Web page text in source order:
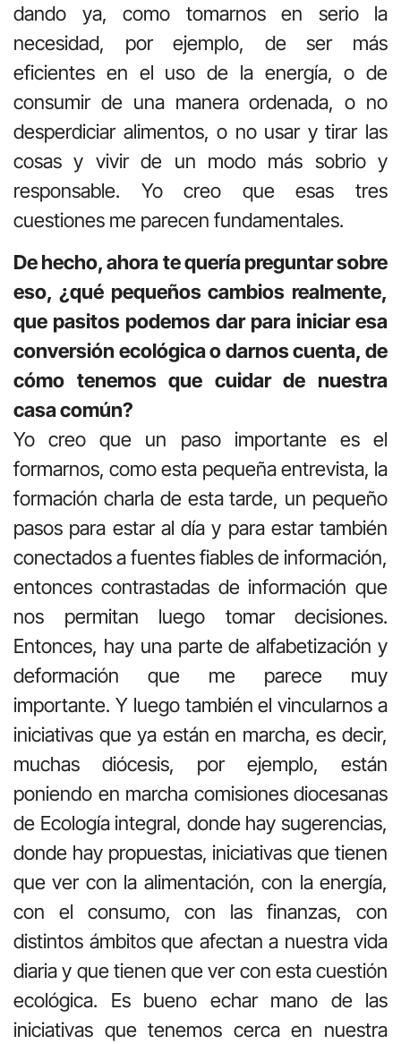
dando ya, como tomarnos en serio la
necesidad, por ejemplo, de ser más
eficientes en el uso de la energía, o de
consumir de una manera ordenada, o no
desperdiciar alimentos, o no usar y tirar las
cosas y vivir de un modo más sobrio y
responsable. Yo creo que esas tres
cuestiones me parecen fundamentales.
De hecho, ahora te quería preguntar sobre
eso, ¿qué pequeños cambios realmente,
que pasitos podemos dar para iniciar esa
conversión ecológica o darnos cuenta, de
cómo tenemos que cuidar de nuestra
casa común?
Yo creo que un paso importante es el
formarnos, como esta pequeña entrevista, la
formación charla de esta tarde, un pequeño
pasos para estar al día y para estar también
conectados a fuentes fiables de información,
entonces contrastadas de información que
nos permitan luego tomar decisiones.
Entonces, hay una parte de alfabetización y
deformación que me parece muy
importante. Y luego también el vincularnos a
iniciativas que ya están en marcha, es decir,
muchas diócesis, por ejemplo, están
poniendo en marcha comisiones diocesanas
de Ecología integral, donde hay sugerencias,
donde hay propuestas, iniciativas que tienen
que ver con la alimentación, con la energía,
con el consumo, con las finanzas, con
distintos ámbitos que afectan a nuestra vida
diaria y que tienen que ver con esta cuestión
ecológica. Es bueno echar mano de las
iniciativas que tenemos cerca en nuestra